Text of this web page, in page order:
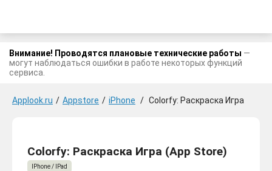
Внимание! Проводятся плановые технические работы —
могут наблюдаться ошибки в работе некоторых функций
сервиса.
Applook.ru / Appstore / iPhone / Colorfy: Раскраска Игра
Colorfy: Раскраска Игра (App Store)
IPhone / IPad